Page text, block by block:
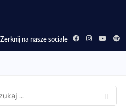
Zerknij na nasze sociale